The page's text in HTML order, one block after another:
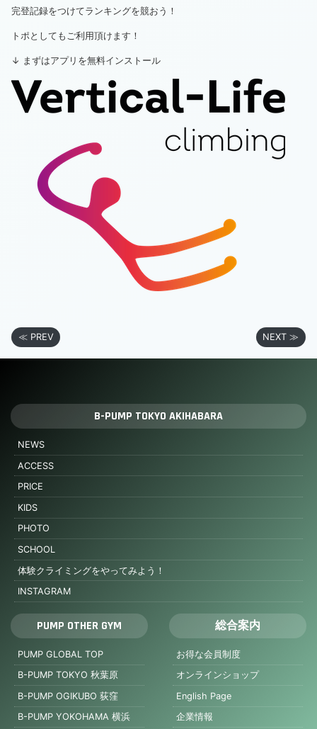
完登記録をつけてランキングを競おう！
トポとしてもご利用頂けます！
↓ まずはアプリを無料インストール
≪ PREV NEXT ≫
B-PUMP TOKYO AKIHABARA
NEWS
ACCESS
PRICE
KIDS
PHOTO
SCHOOL
体験クライミングをやってみよう！
INSTAGRAM
PUMP OTHER GYM
PUMP GLOBAL TOP
B-PUMP TOKYO 秋葉原
B-PUMP OGIKUBO 荻窪
B-PUMP YOKOHAMA 横浜
総合案内
お得な会員制度
オンラインショップ
English Page
企業情報